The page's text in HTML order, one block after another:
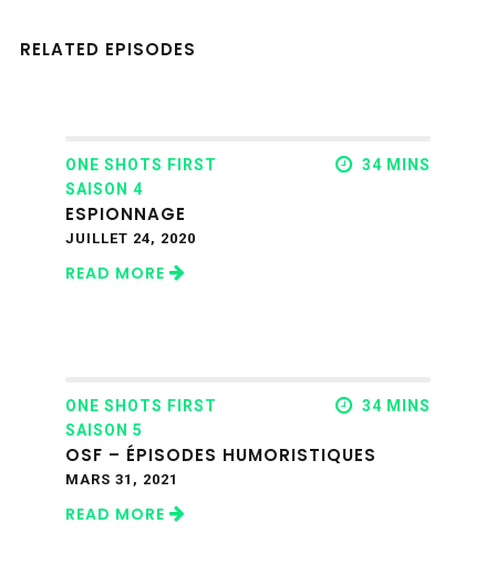
RELATED EPISODES
ONE SHOTS FIRST
SAISON 4
34 MINS
ESPIONNAGE
JUILLET 24, 2020
READ MORE
ONE SHOTS FIRST
SAISON 5
34 MINS
OSF – ÉPISODES HUMORISTIQUES
MARS 31, 2021
READ MORE